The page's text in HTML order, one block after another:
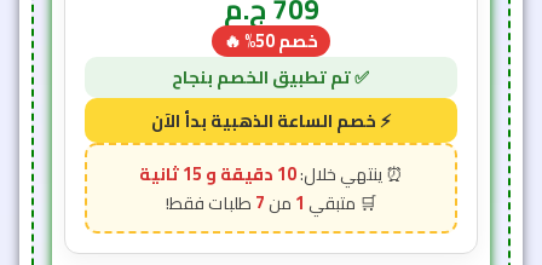
خصم 50% 🔥
10 دقيقة و 12 ثانية
1
7